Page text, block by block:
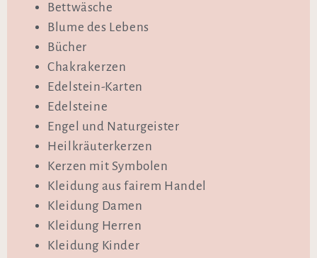
Bettwäsche
Blume des Lebens
Bücher
Chakrakerzen
Edelstein-Karten
Edelsteine
Engel und Naturgeister
Heilkräuterkerzen
Kerzen mit Symbolen
Kleidung aus fairem Handel
Kleidung Damen
Kleidung Herren
Kleidung Kinder